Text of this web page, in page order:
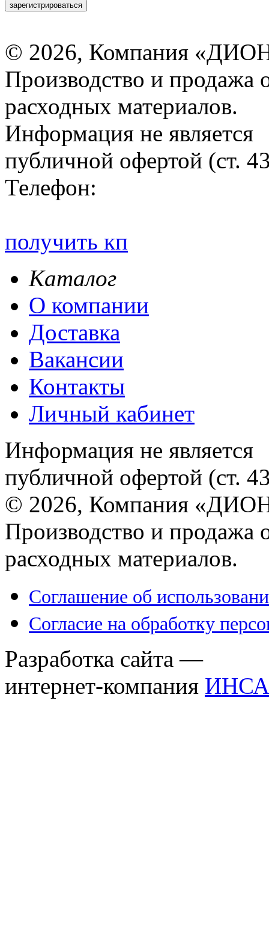
зарегистрироваться
© 2026, Компания
Производство и продажа
расходных материалов.
Информация не является
публичной офертой (ст.
Телефон:
получить кп
Каталог
О компании
Доставка
Вакансии
Контакты
Личный кабинет
Информация не является
публичной офертой (ст.
© 2026, Компания
Производство и продажа
расходных материалов.
Соглашение об
Согласие на обработку
Разработка сайта —
интернет-компания